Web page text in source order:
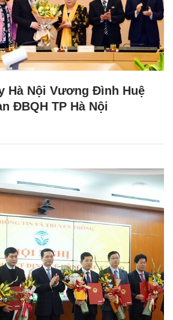
Hà Nội Vương Đình Huệ
ĐBQH TP Hà Nội